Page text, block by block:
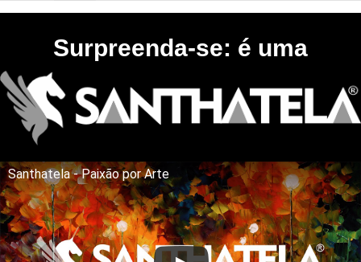
Surpreenda-se: é uma
Santhatela - Paixão por Arte